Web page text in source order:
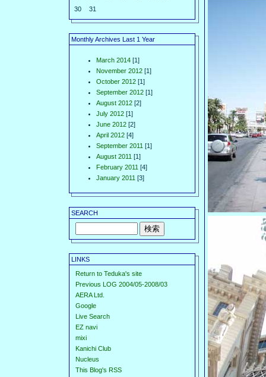
30
31
Monthly Archives Last 1 Year
March 2014 [1]
November 2012 [1]
October 2012 [1]
September 2012 [1]
August 2012 [2]
July 2012 [1]
June 2012 [2]
April 2012 [4]
September 2011 [1]
August 2011 [1]
February 2011 [4]
January 2011 [3]
SEARCH
LINKS
Return to Teduka's site
Previous LOG 2004/05-2008/03
AERA Ltd.
Google
Live Search
EZ navi
mixi
Kanichi Club
Nucleus
This Blog's RSS